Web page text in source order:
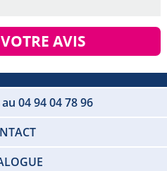
AVIS
04 94 04 78 96